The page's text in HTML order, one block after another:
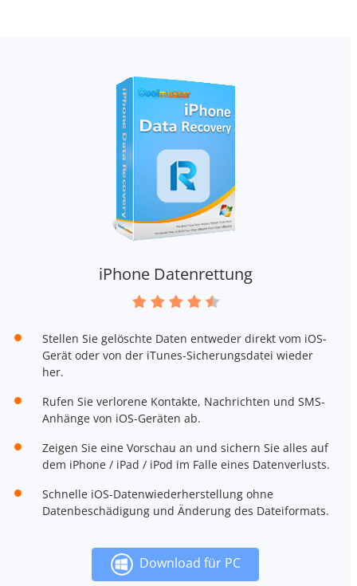
iPhone Datenrettung
Stellen Sie gelöschte Daten entweder direkt vom iOS-
Gerät oder von der iTunes-Sicherungsdatei wieder
her.
Rufen Sie verlorene Kontakte, Nachrichten und SMS-
Anhänge von iOS-Geräten ab.
Zeigen Sie eine Vorschau an und sichern Sie alles auf
dem iPhone / iPad / iPod im Falle eines Datenverlusts.
Schnelle iOS-Datenwiederherstellung ohne
Datenbeschädigung und Änderung des Dateiformats.
Download für PC